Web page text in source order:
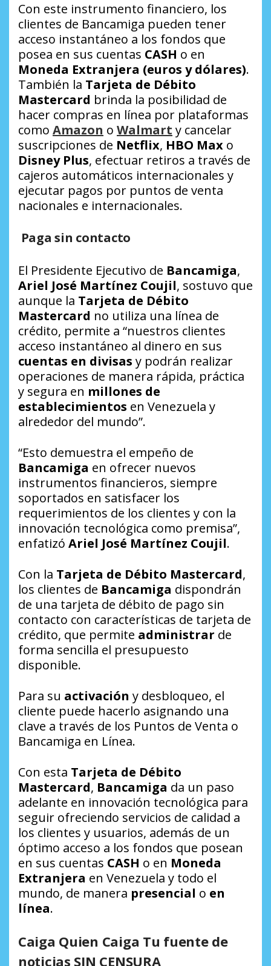
Con este instrumento financiero, los
clientes de Bancamiga pueden tener
acceso instantáneo a los fondos que
posea en sus cuentas CASH o en
Moneda Extranjera (euros y dólares).
También la Tarjeta de Débito
Mastercard brinda la posibilidad de
hacer compras en línea por plataformas
como Amazon o Walmart y cancelar
suscripciones de Netflix, HBO Max o
Disney Plus, efectuar retiros a través de
cajeros automáticos internacionales y
ejecutar pagos por puntos de venta
nacionales e internacionales.
Paga sin contacto
El Presidente Ejecutivo de Bancamiga,
Ariel José Martínez Coujil, sostuvo que
aunque la Tarjeta de Débito
Mastercard no utiliza una línea de
crédito, permite a “nuestros clientes
acceso instantáneo al dinero en sus
cuentas en divisas y podrán realizar
operaciones de manera rápida, práctica
y segura en millones de
establecimientos en Venezuela y
alrededor del mundo”.
“Esto demuestra el empeño de
Bancamiga en ofrecer nuevos
instrumentos financieros, siempre
soportados en satisfacer los
requerimientos de los clientes y con la
innovación tecnológica como premisa”,
enfatizó Ariel José Martínez Coujil.
Con la Tarjeta de Débito Mastercard,
los clientes de Bancamiga dispondrán
de una tarjeta de débito de pago sin
contacto con características de tarjeta de
crédito, que permite administrar de
forma sencilla el presupuesto
disponible.
Para su activación y desbloqueo, el
cliente puede hacerlo asignando una
clave a través de los Puntos de Venta o
Bancamiga en Línea.
Con esta Tarjeta de Débito
Mastercard, Bancamiga da un paso
adelante en innovación tecnológica para
seguir ofreciendo servicios de calidad a
los clientes y usuarios, además de un
óptimo acceso a los fondos que posean
en sus cuentas CASH o en Moneda
Extranjera en Venezuela y todo el
mundo, de manera presencial o en
línea.
Caiga Quien Caiga Tu fuente de
noticias SIN CENSURA